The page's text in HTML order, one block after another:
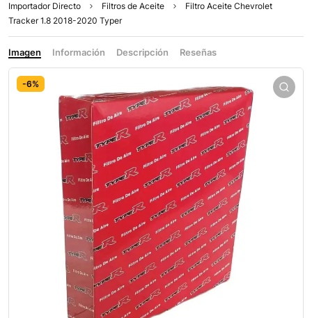
Importador Directo
Filtros de Aceite
Filtro Aceite Chevrolet
Tracker 1.8 2018-2020 Typer
Imagen Información Descripción Reseñas
-6%